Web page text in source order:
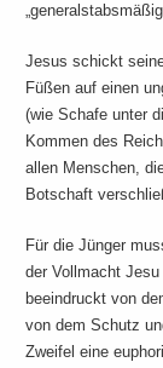
Jesus schickt
Füßen auf einen
(wie Schafe unter
Kommen des
allen Menschen,
Botschaft
Für die Jünger
der Vollmacht
beeindruckt von
von dem Schutz
Zweifel eine